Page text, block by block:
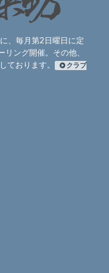
、毎月第2日曜日に定
ング開催。その他、
ております。
クラブ